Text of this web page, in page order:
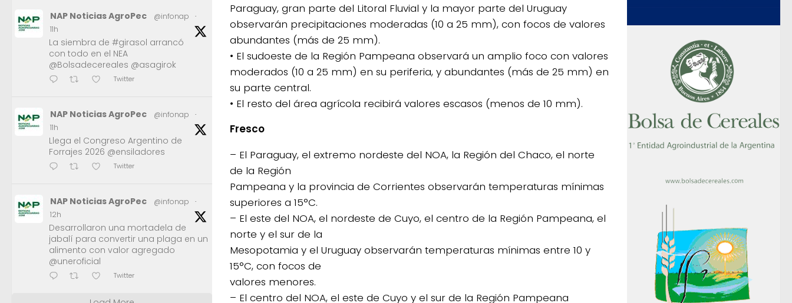
Paraguay, gran parte del Litoral Fluvial y la mayor parte del Uruguay
observarán precipitaciones moderadas (10 a 25 mm), con focos de valores
abundantes (más de 25 mm).
• El sudoeste de la Región Pampeana observará un amplio foco con valores
moderados (10 a 25 mm) en su periferia, y abundantes (más de 25 mm) en
su parte central.
• El resto del área agrícola recibirá valores escasos (menos de 10 mm).
Fresco
– El Paraguay, el extremo nordeste del NOA, la Región del Chaco, el norte
de la Región
Pampeana y la provincia de Corrientes observarán temperaturas mínimas
superiores a 15°C.
– El este del NOA, el nordeste de Cuyo, el centro de la Región Pampeana, el
norte y el sur de la
Mesopotamia y el Uruguay observarán temperaturas mínimas entre 10 y
15°C, con focos de
valores menores.
– El centro del NOA, el este de Cuyo y el sur de la Región Pampeana
NAP Noticias AgroPec @infonap
·
11h
La siembra de #girasol arrancó
con todo en el NEA
@Bolsadecereales @asagirok
Twitter
NAP Noticias AgroPec @infonap
·
11h
Llega el Congreso Argentino de
Forrajes 2026 @ensiladores
Twitter
NAP Noticias AgroPec @infonap
·
12h
Desarrollaron una mortadela de
jabalí para convertir una plaga en un
alimento con valor agregado
@uneroficial
Twitter